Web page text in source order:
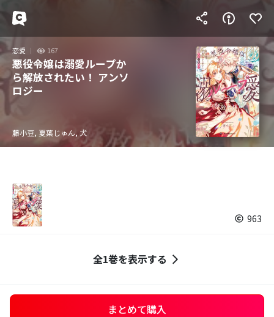
恋愛 167
悪役令嬢は溺愛ループか
ら解放されたい！ アンソ
ロジー
藤小豆, 夏葉じゅん, 犬
963
全1巻を表示する
まとめて購入